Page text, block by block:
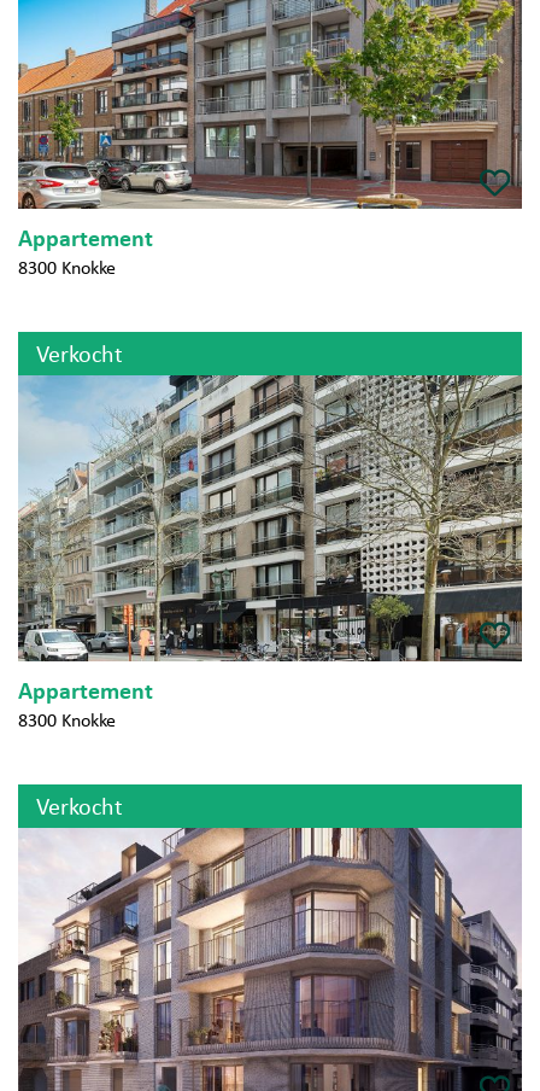
Appartement
8300 Knokke
Verkocht
Appartement
8300 Knokke
Verkocht